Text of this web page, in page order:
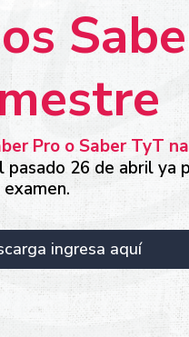
ingresa aquí
Pro o Saber TyT
pasado 26 de abril ya